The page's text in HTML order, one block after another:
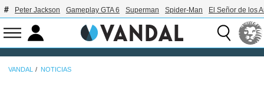
Peter Jackson Gameplay GTA 6 Superman Spider-Man El Señor de los
VANDAL NOTICIAS